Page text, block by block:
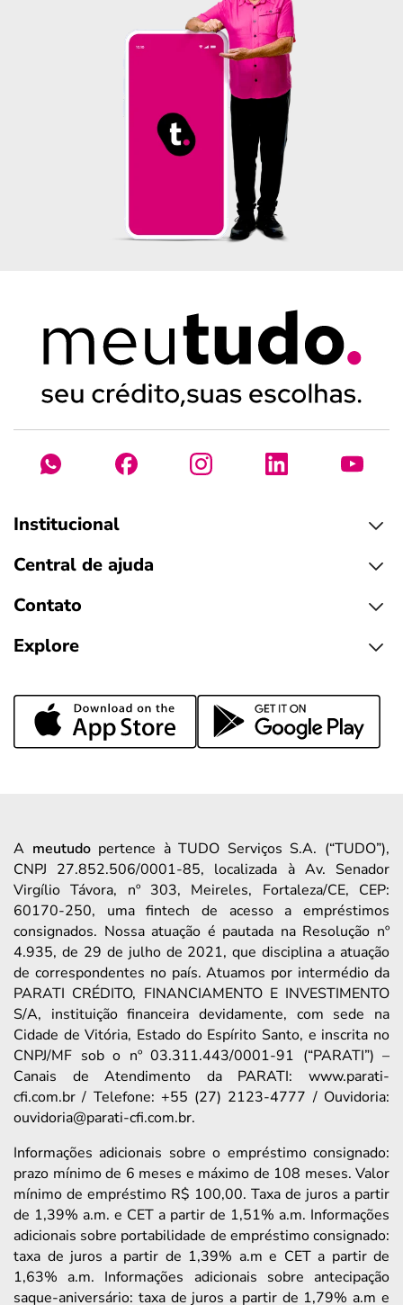
Institucional
Central de ajuda
Contato
Explore
A meutudopertence à TUDO Serviços S.A. (“TUDO”),
CNPJ 27.852.506/0001-85, localizada à Av. Senador
Virgílio Távora, nº 303, Meireles, Fortaleza/CE, CEP:
60170-250, uma fintech de acesso a empréstimos
consignados. Nossa atuação é pautada na Resolução nº
4.935, de 29 de julho de 2021, que disciplina a atuação
de correspondentes no país. Atuamos por intermédio da
PARATI CRÉDITO, FINANCIAMENTO E INVESTIMENTO
S/A, instituição financeira devidamente, com sede na
Cidade de Vitória, Estado do Espírito Santo, e inscrita no
CNPJ/MF sob o nº 03.311.443/0001-91 (“PARATI”) –
Canais de Atendimento da PARATI: www.parati-
cfi.com.br / Telefone: +55 (27) 2123-4777 / Ouvidoria:
ouvidoria@parati-cfi.com.br.
Informações adicionais sobre o empréstimo consignado:
prazo mínimo de 6 meses e máximo de 108 meses. Valor
mínimo de empréstimo R$ 100,00. Taxa de juros a partir
de 1,39% a.m. e CET a partir de 1,51% a.m. Informações
adicionais sobre portabilidade de empréstimo consignado:
taxa de juros a partir de 1,39% a.m e CET a partir de
1,63% a.m. Informações adicionais sobre antecipação
saque-aniversário: taxa de juros a partir de 1,79% a.m e